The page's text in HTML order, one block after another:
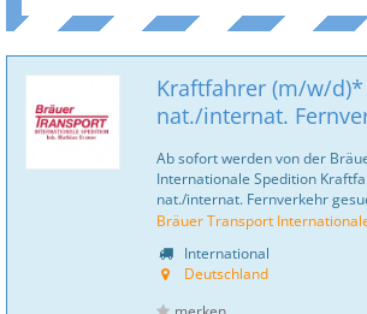
Kraftfahrer (m/w/
nat./internat.
Ab sofort werden von der
Internationale Spedition
nat./internat. Fernverkehr
Bräuer Transport
International
Deutschland